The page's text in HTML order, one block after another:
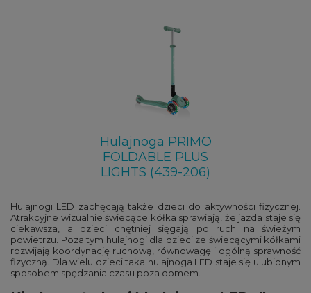
Hulajnoga PRIMO
FOLDABLE PLUS
LIGHTS (439-206)
Hulajnogi LED zachęcają także dzieci do aktywności fizycznej.
Atrakcyjne wizualnie świecące kółka sprawiają, że jazda staje się
ciekawsza, a dzieci chętniej sięgają po ruch na świeżym
powietrzu. Poza tym hulajnogi dla dzieci ze świecącymi kółkami
rozwijają koordynację ruchową, równowagę i ogólną sprawność
fizyczną. Dla wielu dzieci taka hulajnoga LED staje się ulubionym
sposobem spędzania czasu poza domem.